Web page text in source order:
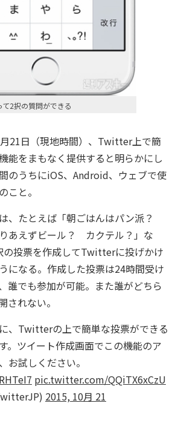
2択の質問ができる
21日（現地時間）、Twitter上で簡
能をまもなく提供すると明らかにし
のうちにiOS、Android、ウェブで使
こと。
、たとえば「朝ごはんはパン派？
あえずビール？ カクテル？」な
の投票を作成してTwitterに投げかけ
になる。作成した投票は24時間受け
誰でも参加が可能。また誰がどちら
されない。
、Twitterの上で簡単な投票ができる
。ツイート作成画面でこの機能のア
お試しください。
pic.twitter.com/QQiTX6xCzU
2015, 10月 21